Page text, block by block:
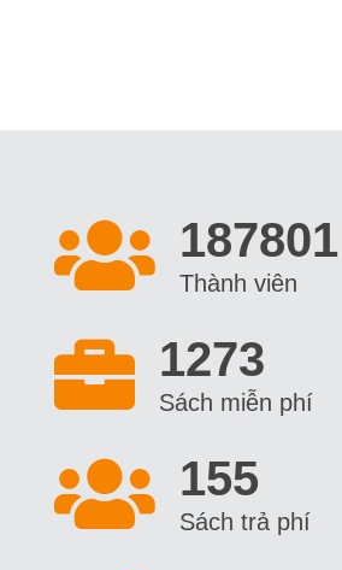
207901
Thành viên
1273
Sách miễn phí
155
Sách trả phí